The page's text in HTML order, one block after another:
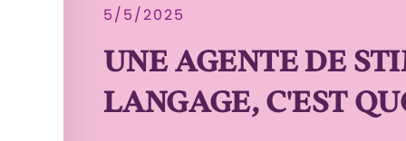
5/5/2025
UNE AGENTE DE
LANGAGE, C'EST